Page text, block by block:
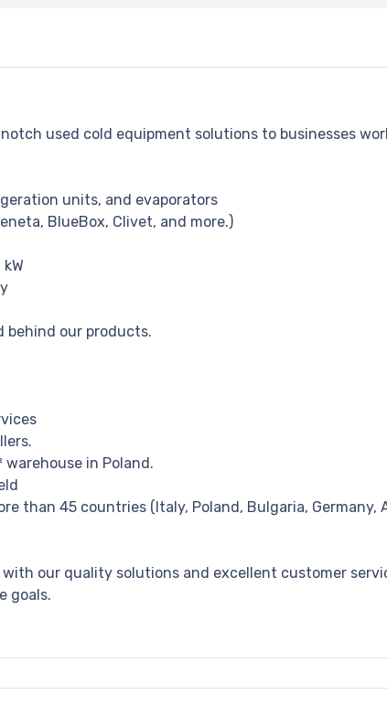
used cold equipment solutions to businesses
units, and evaporators
BlueBox, Clivet, and more.)
behind our products.
in Poland.
than 45 countries (Italy, Poland, Bulgaria, Germany,
our quality solutions and excellent customer
goals.